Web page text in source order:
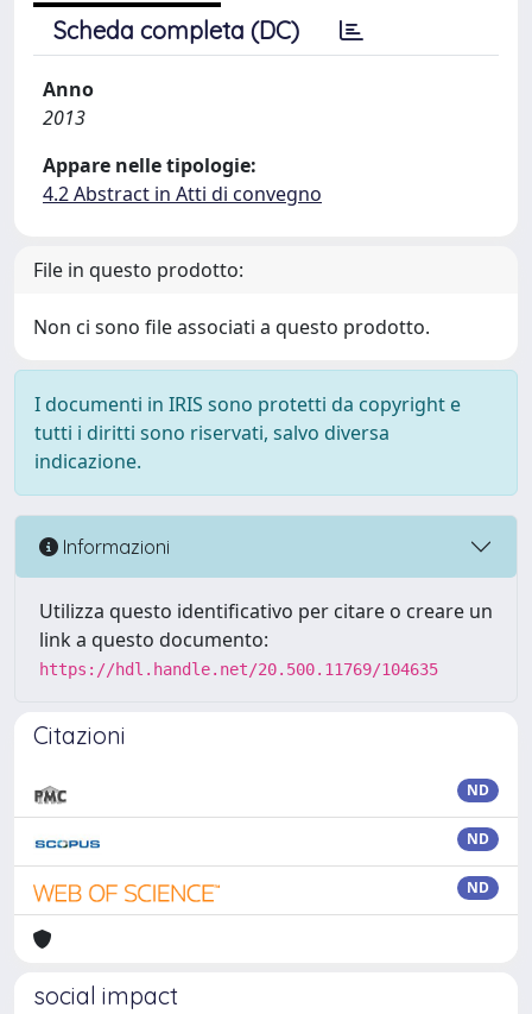
Scheda completa (DC)
Anno
2013
Appare nelle tipologie:
4.2 Abstract in Atti di convegno
File in questo prodotto:
Non ci sono file associati a questo prodotto.
I documenti in IRIS sono protetti da copyright e
tutti i diritti sono riservati, salvo diversa
indicazione.
Informazioni
Utilizza questo identificativo per citare o creare un
link a questo documento:
https://hdl.handle.net/20.500.11769/104635
Citazioni
ND
ND
ND
social impact